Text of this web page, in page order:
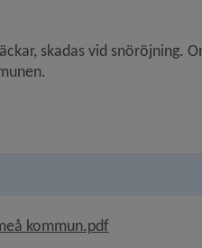
skadas vid snöröjning.
kommun.pdf, 757.4 kB,